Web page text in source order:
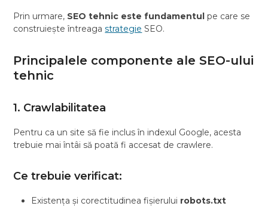
Prin urmare, SEO tehnic este fundamentul pe care se
construiește întreagastrategie SEO.
Principalele componente ale SEO-ului
tehnic
1. Crawlabilitatea
Pentru ca un site să fie inclus în indexul Google, acesta
trebuie mai întâi să poată fi accesat de crawlere.
Ce trebuie verificat:
Existența și corectitudinea fișierului robots.txt